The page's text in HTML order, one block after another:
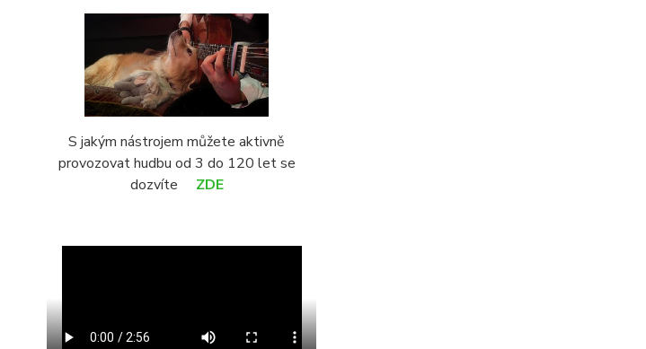
S jakým nástrojem můžete aktivně
provozovat hudbu od 3 do 120 let se
dozvíte ZDE